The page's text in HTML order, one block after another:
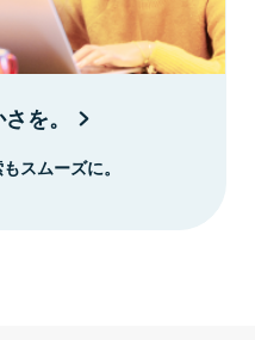
を。
スムーズに。